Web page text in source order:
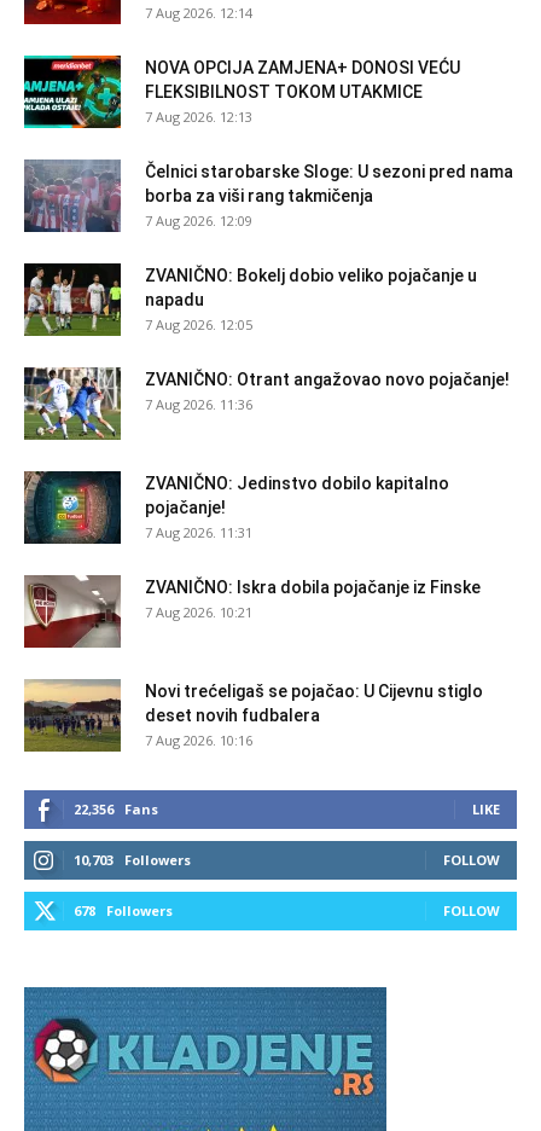
7 Aug 2026. 12:14
NOVA OPCIJA ZAMJENA+ DONOSI VEĆU
FLEKSIBILNOST TOKOM UTAKMICE
7 Aug 2026. 12:13
Čelnici starobarske Sloge: U sezoni pred nama
borba za viši rang takmičenja
7 Aug 2026. 12:09
ZVANIČNO: Bokelj dobio veliko pojačanje u
napadu
7 Aug 2026. 12:05
ZVANIČNO: Otrant angažovao novo pojačanje!
7 Aug 2026. 11:36
ZVANIČNO: Jedinstvo dobilo kapitalno
pojačanje!
7 Aug 2026. 11:31
ZVANIČNO: Iskra dobila pojačanje iz Finske
7 Aug 2026. 10:21
Novi trećeligaš se pojačao: U Cijevnu stiglo
deset novih fudbalera
7 Aug 2026. 10:16
22,356 Fans LIKE
10,703 Followers FOLLOW
678 Followers FOLLOW